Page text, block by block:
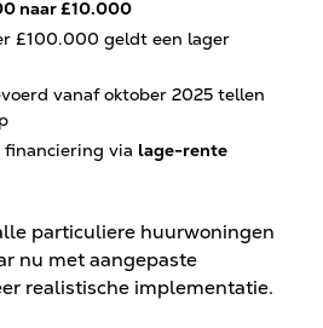
naar £10.000
£100.000 geldt een lager
vanaf oktober 2025 tellen
via lage-rente
particuliere huurwoningen
nu met aangepaste
realistische implementatie.